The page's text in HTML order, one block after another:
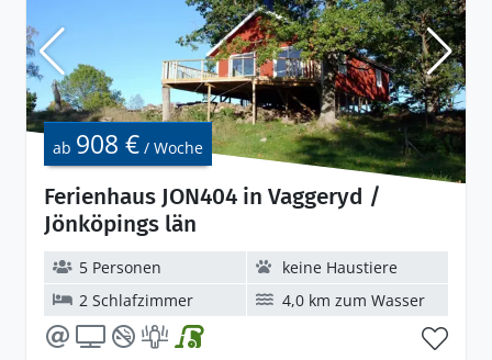
Ferienhaus JON404 in Vaggeryd /
Jönköpings län
ab 908 € / Woche
5 Personen
keine Haustiere
2 Schlafzimmer
4,0 km zum Wasser